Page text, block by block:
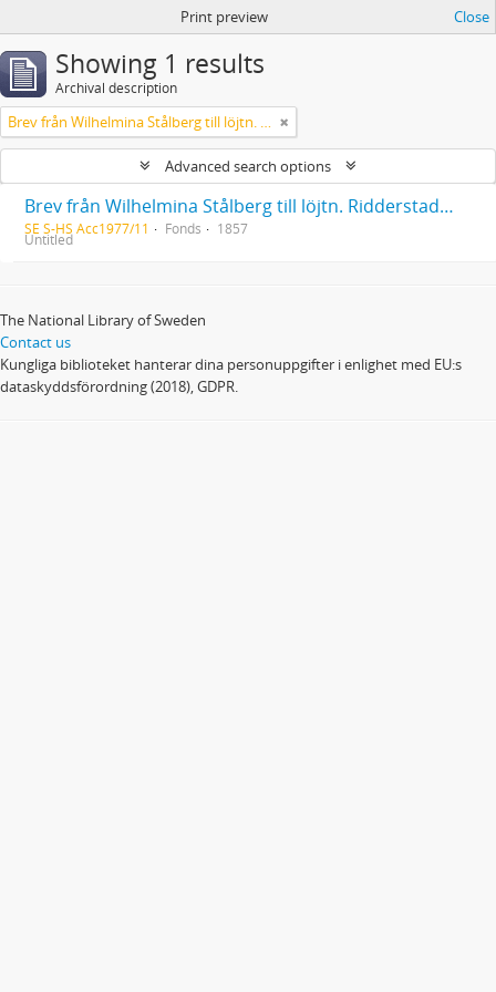
Print preview Close
Showing 1 results
Archival description
Brev från Wilhelmina Stålberg till löjtn. Ridderstad 1857
Advanced search options
Brev från Wilhelmina Stålberg till löjtn. Ridderstad 1857
SE S-HS Acc1977/11 Fonds 1857
Untitled
The National Library of Sweden
Contact us
Kungliga biblioteket hanterar dina personuppgifter i enlighet med EU:s
dataskyddsförordning (2018), GDPR.